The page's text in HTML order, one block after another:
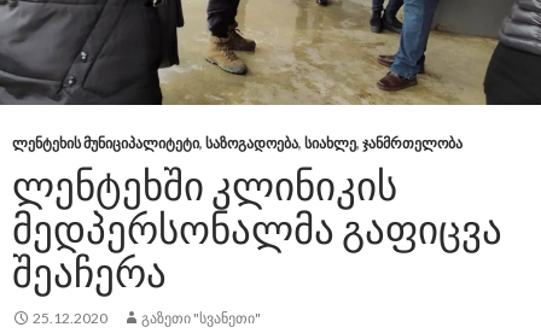
ᲚᲔᲜᲢᲔᲮᲘᲡ ᲛᲣᲜᲘᲪᲘᲞᲐᲚᲘᲢᲔᲢᲘ, ᲡᲐᲖᲝᲒᲐᲓᲝᲔᲑᲐ, ᲡᲘᲐᲮᲚᲔ, ᲯᲐᲜᲛᲠᲗᲔᲚᲝᲑᲐ
ᲚᲔᲜᲢᲔᲮᲨᲘ ᲙᲚᲘᲜᲘᲙᲘᲡ
ᲛᲔᲓᲞᲔᲠᲡᲝᲜᲐᲚᲛᲐ ᲒᲐᲤᲘᲪᲕᲐ
ᲨᲔᲐᲩᲔᲠᲐ
25.12.2020 ᲒᲐᲖᲔᲗᲘ "ᲡᲕᲐᲜᲔᲗᲘ"